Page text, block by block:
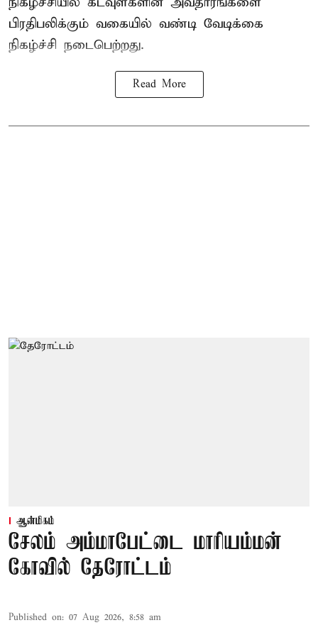
பிரதிபலிக்கும் வகையில் வண்டி வேடிக்கை
நிகழ்ச்சி நடைபெற்றது.
Read More
ஆன்மிகம்
சேலம் அம்மாபேட்டை மாரியம்மன்
கோவில் தேரோட்டம்
Published on: 07 Aug 2026, 8:58 am